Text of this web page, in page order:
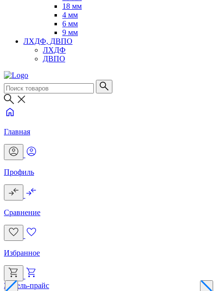
18 мм
4 мм
6 мм
9 мм
ЛХДФ, ДВПО
ЛХДФ
ДВПО
Главная
Профиль
Сравнение
Избранное
Эксель-прайс